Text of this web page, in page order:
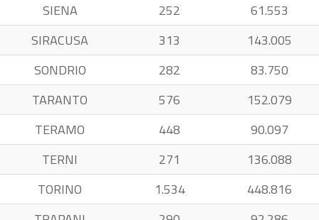
SIENA
252
61.553
SIRACUSA
313
143.005
SONDRIO
282
83.750
TARANTO
576
152.079
TERAMO
448
90.097
TERNI
271
136.088
TORINO
1.534
448.816